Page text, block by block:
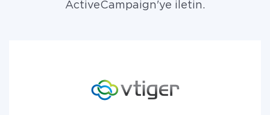
ActiveCampaign'ye iletin.